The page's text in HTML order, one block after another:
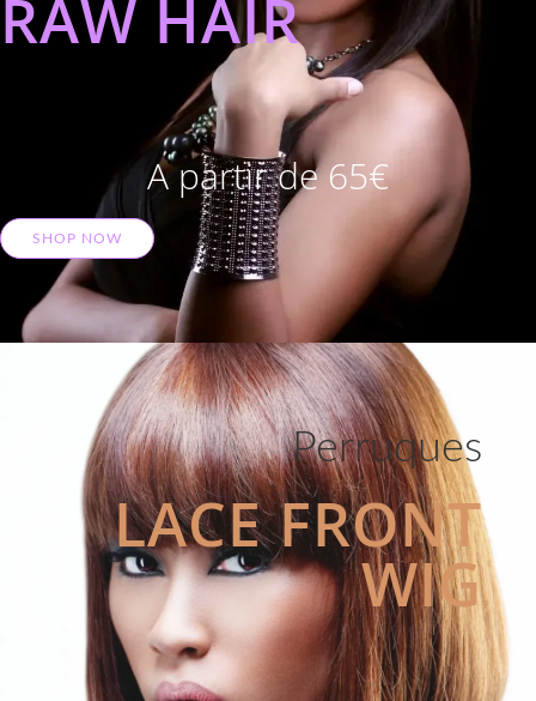
RAW HAIR
A partir de 65€
SHOP NOW
Perruques
LACE FRONT
WIG